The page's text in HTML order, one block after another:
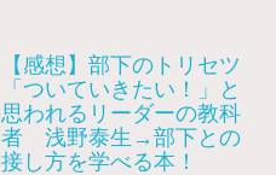
【感想】部下のトリセツ
「ついていきたい！」と
思われるリーダーの教科
者 浅野泰生→部下との
接し方を学べる本！